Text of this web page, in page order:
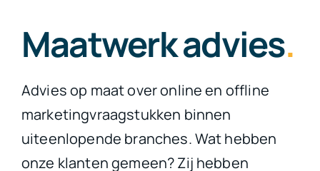
Maatwerk advies.
Advies op maat over online en offline
marketingvraagstukken binnen
uiteenlopende branches. Wat hebben
onze klanten gemeen? Zij hebben